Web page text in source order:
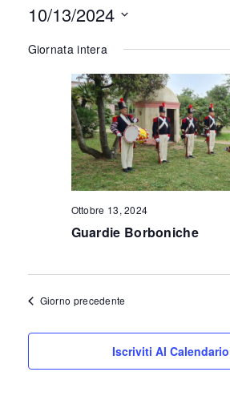
10/13/2024
la
Giornata intera
Ottobre 13, 2024
Guardie Borboniche
Giorno precedente
Iscriviti Al Calendario